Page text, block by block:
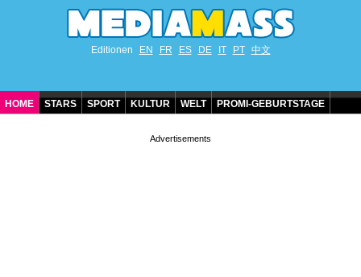
Editionen EN FR ES DE IT PT 中文
HOME STARS SPORT KULTUR WELT PROMI-GEBURTSTAGE